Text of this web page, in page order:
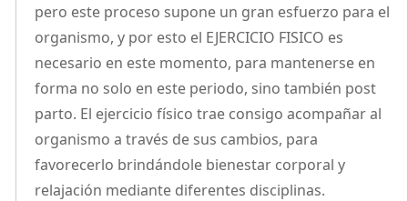
pero este proceso supone un gran esfuerzo para el
organismo, y por esto el EJERCICIO FISICO es
necesario en este momento, para mantenerse en
forma no solo en este periodo, sino también post
parto. El ejercicio físico trae consigo acompañar al
organismo a través de sus cambios, para
favorecerlo brindándole bienestar corporal y
relajación mediante diferentes disciplinas.